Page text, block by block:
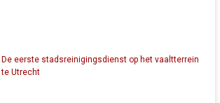
De eerste stadsreinigingsdienst op het vaaltterrein
te Utrecht